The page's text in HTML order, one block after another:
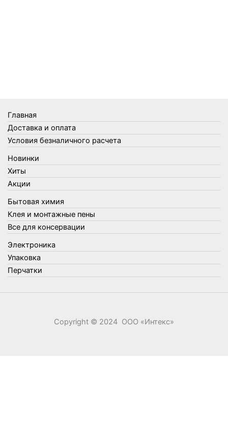
Товары для кухни
Товары для сада и огорода
Товары для туризма и отдыха
Упаковка
Утеплители и прочее
Фонари, лампы и удлинители
Хозяйственные товары
Швабры, стекломои, черенки и насадки
Шнуры, веревки и шпагаты
Электроника
Элементы питания
Главная
Доставка и оплата
Условия безналичного расчета
Новинки
Хиты
Акции
Бытовая химия
Клея и монтажные пены
Все для консервации
Электроника
Упаковка
Перчатки
Copyright © 2024 ООО «‎Интекс»‎